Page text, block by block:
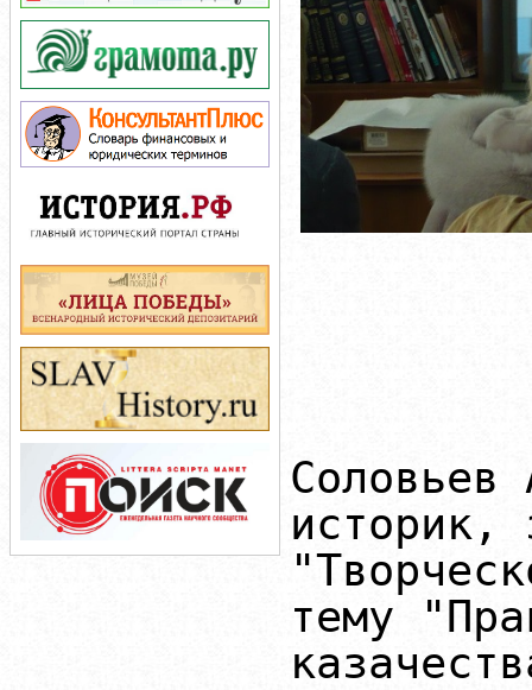
Соловьев
историк,
тему